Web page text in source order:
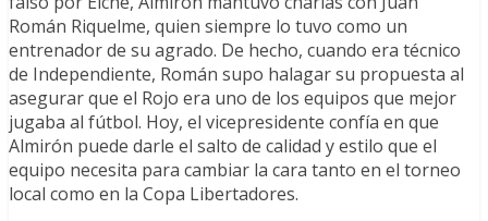
Román Riquelme, quien siempre lo tuvo como un
entrenador de su agrado. De hecho, cuando era técnico
de Independiente, Román supo halagar su propuesta al
asegurar que el Rojo era uno de los equipos que mejor
jugaba al fútbol. Hoy, el vicepresidente confía en que
Almirón puede darle el salto de calidad y estilo que el
equipo necesita para cambiar la cara tanto en el torneo
local como en la Copa Libertadores.